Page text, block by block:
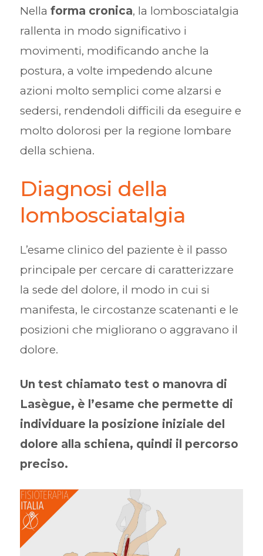
Nella forma cronica, la lombosciatalgia
rallenta in modo significativo i
movimenti, modificando anche la
postura, a volte impedendo alcune
azioni molto semplici come alzarsi e
sedersi, rendendoli difficili da eseguire e
molto dolorosi per la regione lombare
della schiena.
Diagnosi della
lombosciatalgia
L’esame clinico del paziente è il passo
principale per cercare di caratterizzare
la sede del dolore, il modo in cui si
manifesta, le circostanze scatenanti e le
posizioni che migliorano o aggravano il
dolore.
Un test chiamato test o manovra di
Lasègue, è l’esame che permette di
individuare la posizione iniziale del
dolore alla schiena, quindi il percorso
preciso.